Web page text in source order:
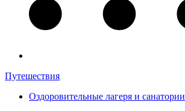
Путешествия
Оздоровительные лагеря и санатории